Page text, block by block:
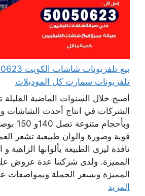
تلفزيونات سمارت كل الموديلات
أصبح خلال السنوات الماضية القليلة
الشركات في انتاج أحدث الشاشات
قوية وصورة والوان طبيعية تشعر
نافذة ليرى الطبيعة بألوانها الزاهية
المميزة. ولدى شركتنا عدة عروض
المميزة وبسعر الجملة وبمواصفات
المزيد